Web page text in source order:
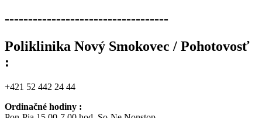
-----------------------------------
Poliklinika Nový Smokovec / Pohotovosť
:
+421 52 442 24 44
Ordinačné hodiny :